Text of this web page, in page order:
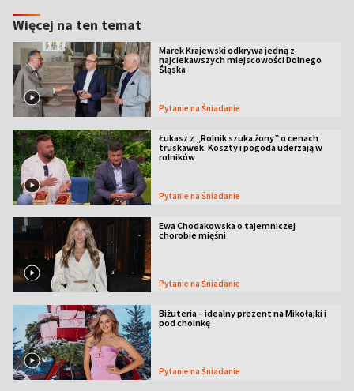
Więcej na ten temat
Marek Krajewski odkrywa jedną z
najciekawszych miejscowości Dolnego
Śląska
Pytanie na Śniadanie
Łukasz z „Rolnik szuka żony” o cenach
truskawek. Koszty i pogoda uderzają w
rolników
Pytanie na Śniadanie
Ewa Chodakowska o tajemniczej
chorobie mięśni
Pytanie na Śniadanie
Biżuteria – idealny prezent na Mikołajki i
pod choinkę
Pytanie na Śniadanie